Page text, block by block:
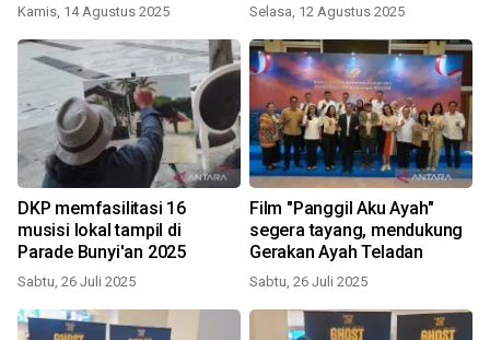
Kamis, 14 Agustus 2025 Selasa, 12 Agustus 2025
DKP memfasilitasi 16
musisi lokal tampil di
Parade Bunyi'an 2025
Sabtu, 26 Juli 2025
Film "Panggil Aku Ayah"
segera tayang, mendukung
Gerakan Ayah Teladan
Sabtu, 26 Juli 2025